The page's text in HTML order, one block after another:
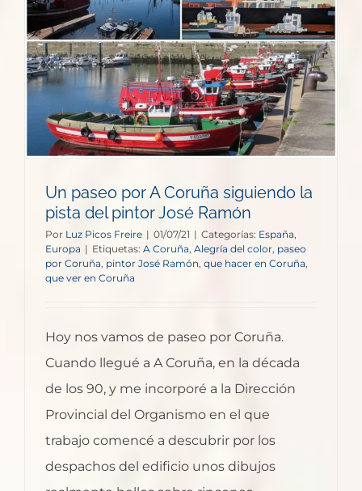
Un paseo por A Coruña siguiendo la
pista del pintor José Ramón
Por Luz Picos Freire | 01/07/21 | Categorías: España
Europa | Etiquetas: A Coruña Alegría del color paseo
por Coruña pintor José Ramón que hacer en Coruña
que ver en Coruña
Hoy nos vamos de paseo por Coruña.
Cuando llegué a A Coruña, en la década
de los 90, y me incorporé a la Dirección
Provincial del Organismo en el que
trabajo comencé a descubrir por los
despachos del edificio unos dibujos